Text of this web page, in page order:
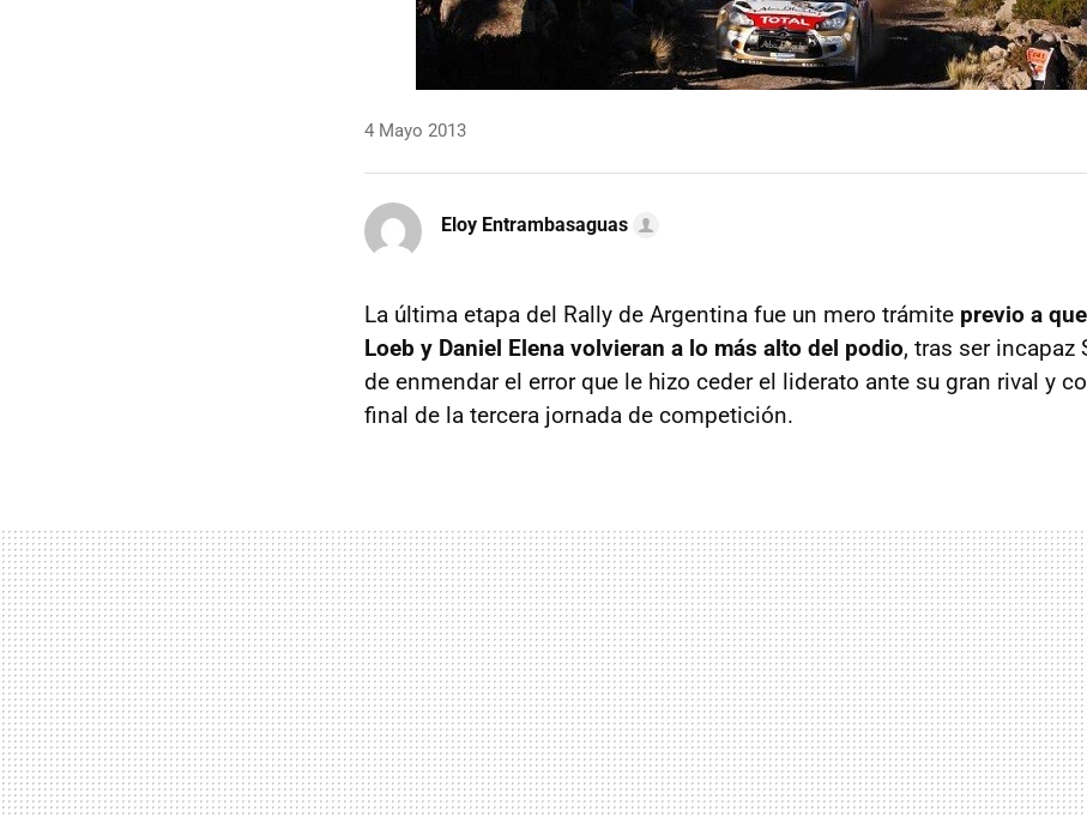
4 Mayo 2013
Eloy Entrambasaguas
La última etapa del Rally de Argentina fue un mero trámite previo a
Loeb y Daniel Elena volvieran a lo más alto del podio, tras ser incapaz
de enmendar el error que le hizo ceder el liderato ante su gran rival y
final de la tercera jornada de competición.